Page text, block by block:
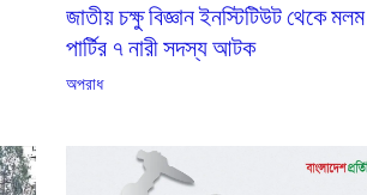
জাতীয় চক্ষু বিজ্ঞান ইনস্টিটিউট থেকে মলম
পার্টির ৭ নারী সদস্য আটক
অপরাধ